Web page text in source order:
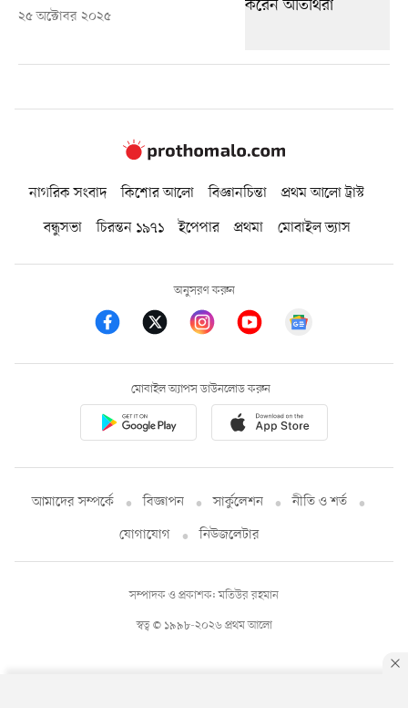
২৫ অক্টোবর ২০২৫
নাগরিক সংবাদ কিশোর আলো বিজ্ঞানচিন্তা
প্রথম আলো ট্রাস্ট
বন্ধুসভা
চিরন্তন ১৯৭১ ইপেপার প্রথমা মোবাইল ভ্যাস
অনুসরণ করুন
মোবাইল অ্যাপস ডাউনলোড করুন
আমাদের সম্পর্কে বিজ্ঞাপন সার্কুলেশন
নীতি ও শর্ত
যোগাযোগ
নিউজলেটার
স্বত্ব © ১৯৯৮-২০২৬ প্রথম আলো
সম্পাদক ও প্রকাশক: মতিউর রহমান